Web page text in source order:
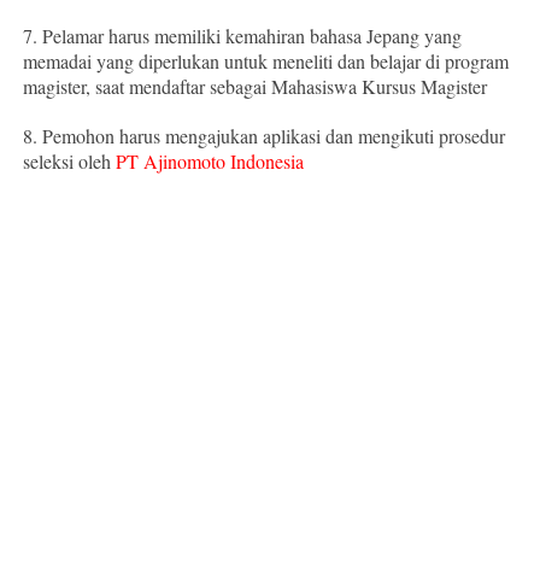
7. Pelamar harus memiliki kemahiran bahasa Jepang yang
memadai yang diperlukan untuk meneliti dan belajar di program
magister, saat mendaftar sebagai Mahasiswa Kursus Magister
8. Pemohon harus mengajukan aplikasi dan mengikuti prosedur
seleksi olehPT Ajinomoto Indonesia